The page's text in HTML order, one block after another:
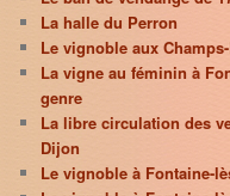
La halle du Perron
Le vignoble aux
La vigne au féminin à
genre
La libre circulation des
Dijon
Le vignoble à Fontaine-